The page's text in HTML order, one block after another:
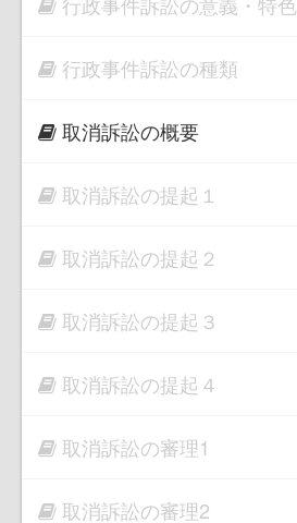
行政事件訴訟の種類
取消訴訟の概要
取消訴訟の提起１
取消訴訟の提起２
取消訴訟の提起３
取消訴訟の提起４
取消訴訟の審理1
取消訴訟の審理2